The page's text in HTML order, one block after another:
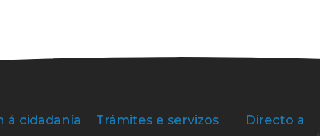
á cidadanía Trámites e servizos Directo a